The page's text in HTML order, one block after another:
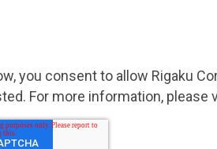
you consent to allow Rigaku
For more information, please